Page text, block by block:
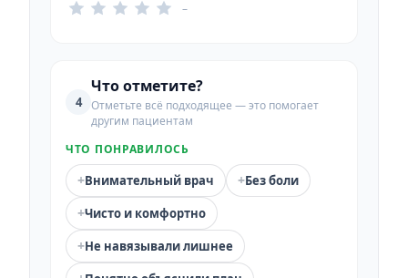
–
4
Что отметите?
Отметьте всё подходящее — это помогает
другим пациентам
ЧТО ПОНРАВИЛОСЬ
+Внимательный врач +Без боли
+Чисто и комфортно
+Не навязывали лишнее